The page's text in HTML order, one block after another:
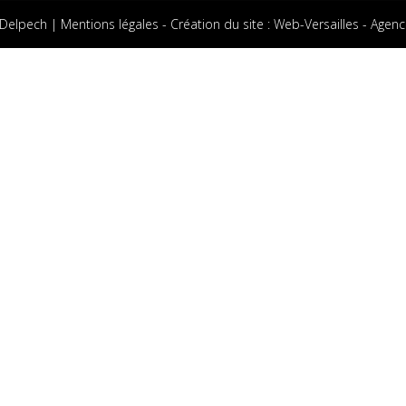
| Mentions légales - Création du site : Web-Versailles -